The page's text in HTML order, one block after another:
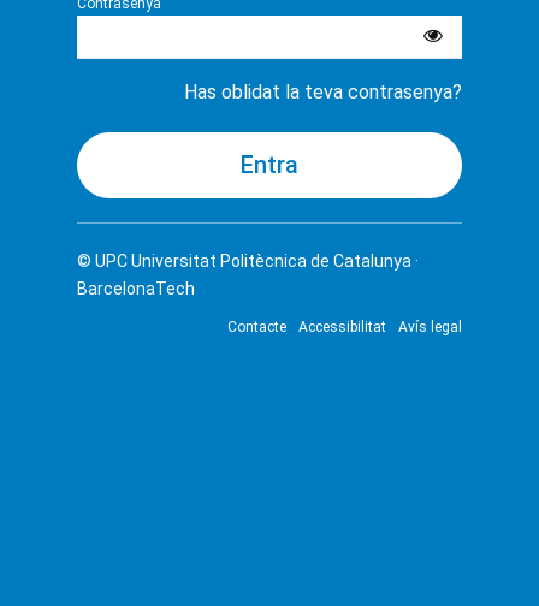
Contrasenya
Has oblidat la teva contrasenya?
© UPCUniversitat Politècnica de Catalunya ·
BarcelonaTech
Contacte Accessibilitat Avís legal